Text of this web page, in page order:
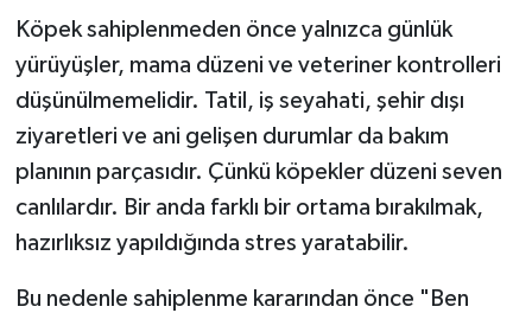
Köpek sahiplenmeden önce yalnızca günlük
yürüyüşler, mama düzeni ve veteriner kontrolleri
düşünülmemelidir. Tatil, iş seyahati, şehir dışı
ziyaretleri ve ani gelişen durumlar da bakım
planının parçasıdır. Çünkü köpekler düzeni seven
canlılardır. Bir anda farklı bir ortama bırakılmak,
hazırlıksız yapıldığında stres yaratabilir.
Bu nedenle sahiplenme kararından önce "Ben